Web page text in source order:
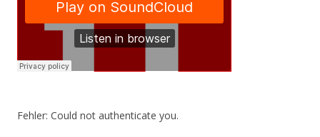
Fehler: Could not authenticate you.